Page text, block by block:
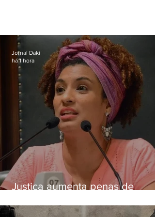
Justiça aumenta penas de
pelo assassinato de Marielle
Jornal Daki
há 1 hora